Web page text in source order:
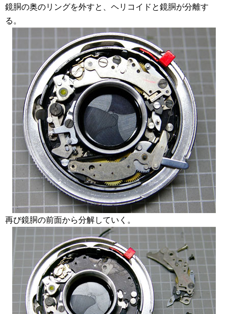
鏡胴の奥のリングを外すと、ヘリコイドと鏡胴が分離す
る。
再び鏡胴の前面から分解していく。